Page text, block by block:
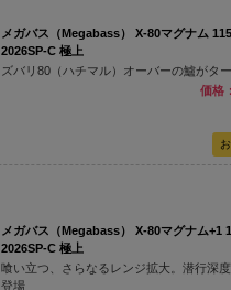
メガバス（Megabass） X-80マグナム
2026SP-C 極上
ズバリ80（ハチマル）オーバーの鱸がタ
価格
メガバス（Megabass） X-80マグナム+1
2026SP-C 極上
喰い立つ、さらなるレンジ拡大。潜行深
登場